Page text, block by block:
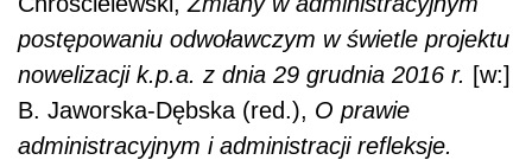
postępowaniu odwoławczym w świetle projektu
nowelizacji k.p.a. z dnia 29 grudnia 2016 r. [w:]
B. Jaworska-Dębska (red.), O prawie
administracyjnym i administracji refleksje.